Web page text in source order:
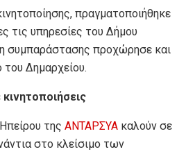
πραγματοποιήθηκε
τις υπηρεσίες του Δήμου
συμπαράστασης προχώρησε και
του Δημαρχείου.
της ΑΝΤΑΡΣΥΑ καλούν σε
στο κλείσιμο των